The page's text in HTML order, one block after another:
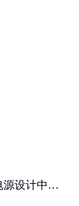
源设计中的